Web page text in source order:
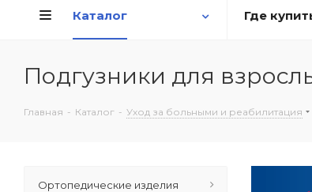
Каталог Где
Подгузники для
Главная - Каталог - Уход за больными и реабилитация
Ортопедические изделия